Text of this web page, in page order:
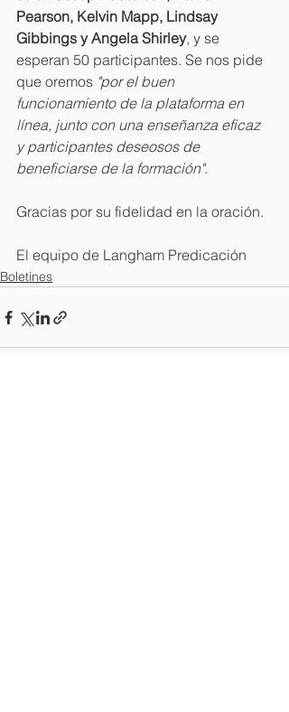
Pearson, Kelvin Mapp, Lindsay
Gibbings y Angela Shirley, y se
esperan 50 participantes. Se nos pide
que oremos "por el buen
funcionamiento de la plataforma en
línea, junto con una enseñanza eficaz
y participantes deseosos de
beneficiarse de la formación".
Gracias por su fidelidad en la oración.
El equipo de Langham Predicación
Boletines